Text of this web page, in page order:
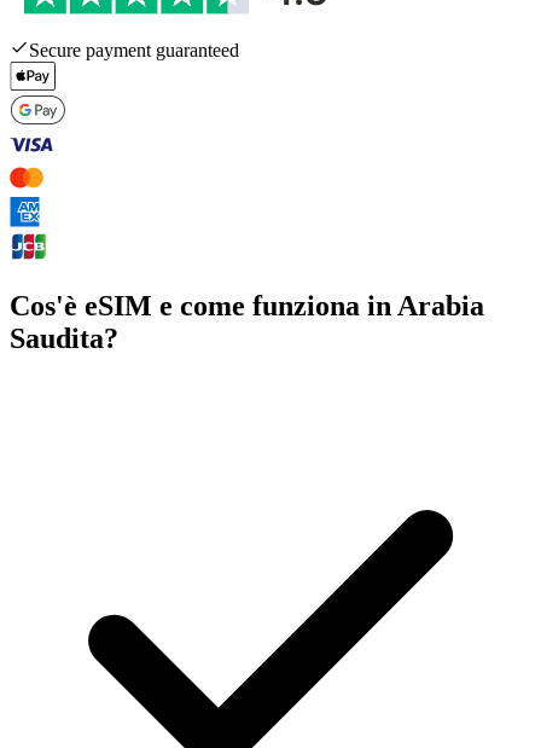
Secure payment guaranteed
Cos'è eSIM e come funziona in Arabia
Saudita?